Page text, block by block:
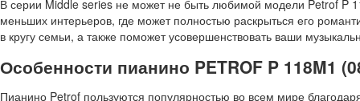
В серии Middle series не может не быть любимой модели Petrof
меньших интерьеров, где может полностью раскрыться его
в кругу семьи, а также поможет усовершенствовать ваши
Особенности пианино PETROF P 118M1
Пианино Petrof пользуются популярностью во всем мире